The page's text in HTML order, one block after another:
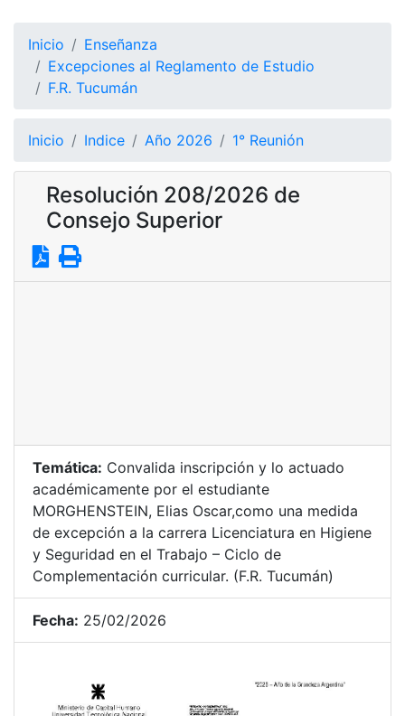
Inicio
Enseñanza
Excepciones al Reglamento de Estudio
F.R. Tucumán
Inicio Indice Año 2026 1° Reunión
Resolución 208/2026 de
Consejo Superior
Temática: Convalida inscripción y lo actuado
académicamente por el estudiante
MORGHENSTEIN, Elias Oscar,como una medida
de excepción a la carrera Licenciatura en Higiene
y Seguridad en el Trabajo – Ciclo de
Complementación curricular. (F.R. Tucumán)
Fecha: 25/02/2026